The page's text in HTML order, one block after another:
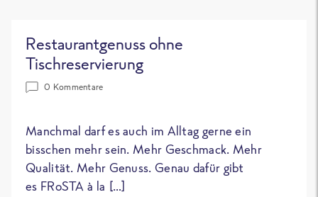
Restaurantgenuss ohne
Tischreservierung
0 Kommentare
Manchmal darf es auch im Alltag gerne ein
bisschen mehr sein. Mehr Geschmack. Mehr
Qualität. Mehr Genuss. Genau dafür gibt
es FRoSTA à la […]